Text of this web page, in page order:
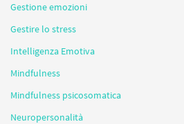
Gestione emozioni
Gestire lo stress
Intelligenza Emotiva
Mindfulness
Mindfulness psicosomatica
Neuropersonalità